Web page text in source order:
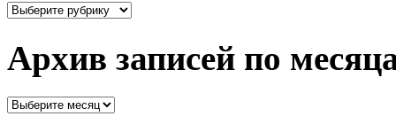
Здесь
Архив записей по
Архив